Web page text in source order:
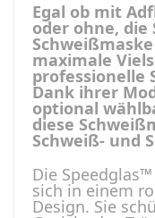
Egal ob mit
oder ohne, die
maximale
professionelle
Dank ihrer
optional
diese
Schweiß- und
Die
sich in einem
Design. Sie